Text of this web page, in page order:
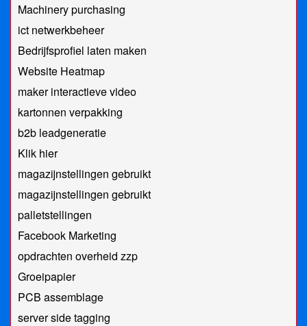
Machinery purchasing
ict netwerkbeheer
Bedrijfsprofiel laten maken
Website Heatmap
maker interactieve video
kartonnen verpakking
b2b leadgeneratie
Klik hier
magazijnstellingen gebruikt
magazijnstellingen gebruikt
palletstellingen
Facebook Marketing
opdrachten overheid zzp
Groeipapier
PCB assemblage
server side tagging